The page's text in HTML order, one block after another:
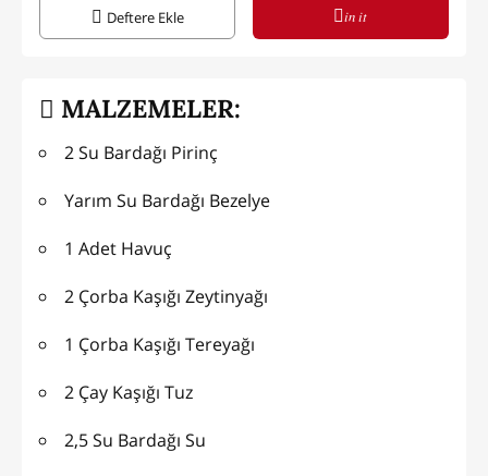
Deftere Ekle in it
MALZEMELER:
2 Su Bardağı Pirinç
Yarım Su Bardağı Bezelye
1 Adet Havuç
2 Çorba Kaşığı Zeytinyağı
1 Çorba Kaşığı Tereyağı
2 Çay Kaşığı Tuz
2,5 Su Bardağı Su